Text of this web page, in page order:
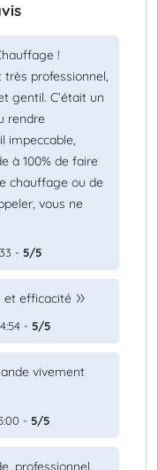
!
professionnel,
gentil. C’était un
rendre
impeccable,
à 100% de faire
chauffage ou de
vous ne
- 5/5
et efficacité
- 5/5
vivement
- 5/5
professionnel,